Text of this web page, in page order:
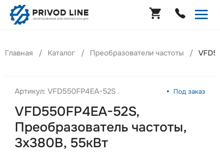
Главная Каталог Преобразователи частоты
Артикул: VFD550FP4EA-52S Под заказ
VFD550FP4EA-52S,
Преобразователь частоты,
3х380В, 55кВт